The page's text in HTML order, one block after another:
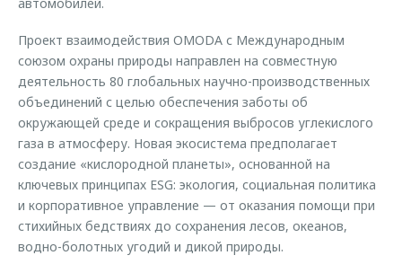
Проект взаимодействия OMODA с Международным
союзом охраны природы направлен на совместную
деятельность 80 глобальных научно-производственных
объединений с целью обеспечения заботы об
окружающей среде и сокращения выбросов углекислого
газа в атмосферу. Новая экосистема предполагает
создание «кислородной планеты», основанной на
ключевых принципах ESG: экология, социальная политика
и корпоративное управление — от оказания помощи при
стихийных бедствиях до сохранения лесов, океанов,
водно-болотных угодий и дикой природы.